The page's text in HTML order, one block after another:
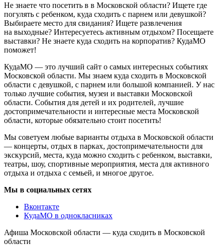
Не знаете что посетить в в Московской области? Ищете где
погулять с ребенком, куда сходить с парнем или девушкой?
Выбираете место для свидания? Ищете развлечения
на выходные? Интересуетесь активным отдыхом? Посещаете
выставки? Не знаете куда сходить на корпоратив? КудаМО
поможет!
КудаМО — это лучший сайт о самых интересных событиях
Московской области. Мы знаем куда сходить в Московской
области с девушкой, с парнем или большой компанией. У нас
только лучшие события, музеи и выставки Московской
области. События для детей и их родителей, лучшие
достопримечательности и интересные места Московской
области, которые обязательно стоит посетить!
Мы советуем любые варианты отдыха в Московской области
— концерты, отдых в парках, достопримечательности для
экскурсий, места, куда можно сходить с ребенком, выставки,
театры, шоу, спортивные мероприятия, места для активного
отдыха и отдыха с семьей, и многое другое.
Мы в социальных сетях
Вконтакте
КудаМО в однокласниках
Афиша Московской области — куда сходить в Московской
области